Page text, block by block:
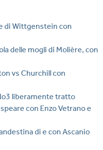
di Wittgenstein con
delle mogli di Molière, con
vs Churchill con
liberamente tratto
con Enzo Vetrano e
di e con Ascanio